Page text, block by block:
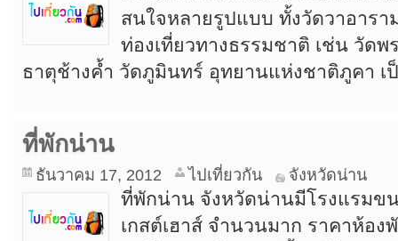
สนใจหลายรูปแบบ ทั้งวัดวาอาร
ท่องเที่ยวทางธรรมชาติ เช่น วัด
ธาตุช้างค้ำ วัดภูมินทร์ อุทยานแห่งชาติภูคา เ
ที่พักน่าน
ธันวาคม 17, 2012 ไปเที่ยวกัน จังหวัดน่าน
ที่พักน่าน จังหวัดน่านมีโรงแรมข
เกสต์เฮาส์ จำนวนมาก ราคาห้อง